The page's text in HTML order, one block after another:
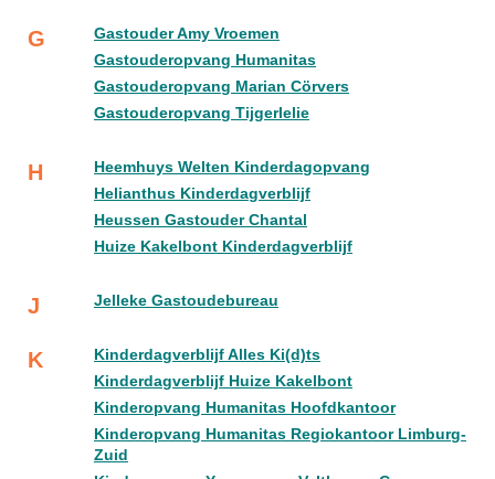
G
Gastouder Amy Vroemen
Gastouderopvang Humanitas
Gastouderopvang Marian Cörvers
Gastouderopvang Tijgerlelie
H
Heemhuys Welten Kinderdagopvang
Helianthus Kinderdagverblijf
Heussen Gastouder Chantal
Huize Kakelbont Kinderdagverblijf
J Jelleke Gastoudebureau
K
Kinderdagverblijf Alles Ki(d)ts
Kinderdagverblijf Huize Kakelbont
Kinderopvang Humanitas Hoofdkantoor
Kinderopvang Humanitas Regiokantoor Limburg-
Zuid